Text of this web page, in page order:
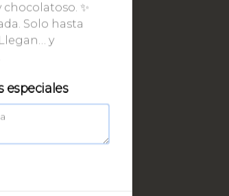
✨
Solo hasta
y
especiales